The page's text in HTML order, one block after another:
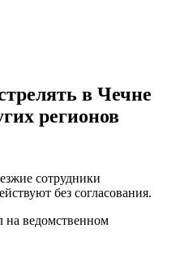
в Чечне
регионов
сотрудники
без согласования.
на ведомственном